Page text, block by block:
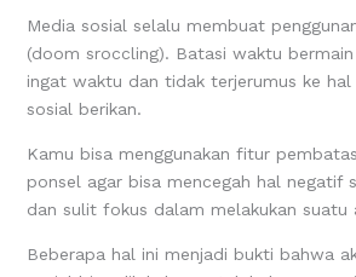
Media sosial selalu membuat
(doom sroccling). Batasi waktu
ingat waktu dan tidak terjerumus ke hal
sosial berikan.
Kamu bisa menggunakan fitur
ponsel agar bisa mencegah hal negatif
dan sulit fokus dalam melakukan suatu
Beberapa hal ini menjadi bukti bahwa